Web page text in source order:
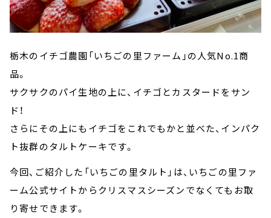
栃木のイチゴ農園「いちごの里ファーム」の人気No.1商
品。
サクサクのパイ生地の上に、イチゴとカスタードをサン
ド！
さらにその上にもイチゴをこれでもかと並べた、インパク
ト抜群のタルトケーキです。
今回、ご紹介した「いちごの里タルト」は、いちごの里ファ
ーム公式サイトからクリスマスシーズンでなくてもお取
り寄せできます。